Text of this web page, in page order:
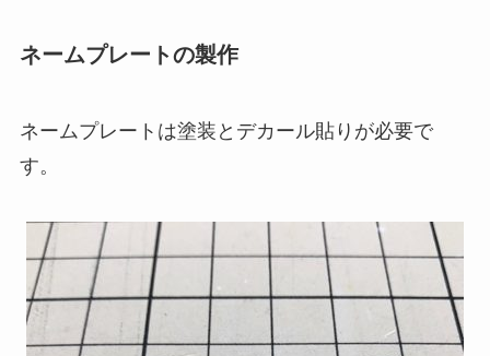
ネームプレートの製作
ネームプレートは塗装とデカール貼りが必要で
す。